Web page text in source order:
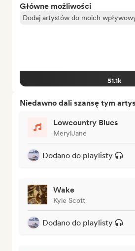
Główne możliwości
Dodaj artystów do moich
51.1k
Niedawno dali szansę tym
Lowcountry Blues
MerylJane
Dodano do playlisty
Wake
Kyle Scott
Dodano do playlisty